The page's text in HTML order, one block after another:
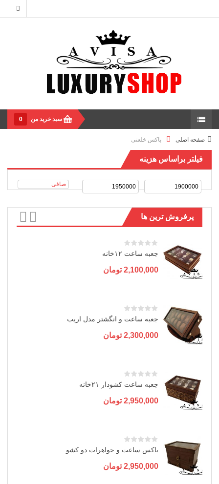
سبد خرید من 0
صفحه اصلی باکس خلعتی
فیلتر براساس هزینه
صافی
پرفروش ترین ها
جعبه ساعت ۱۲خانه
2,100,000 تومان
جعبه ساعت و انگشتر مدل اریب
2,300,000 تومان
جعبه ساعت کشودار ۲۱خانه
2,950,000 تومان
باکس ساعت و جواهرات دو کشو
2,950,000 تومان